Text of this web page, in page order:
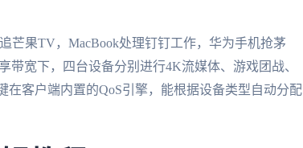
芒果TV，MacBook处理钉钉工作，华为手机抢茅
带宽下，四台设备分别进行4K流媒体、游戏团战、
在客户端内置的QoS引擎，能根据设备类型自动分配